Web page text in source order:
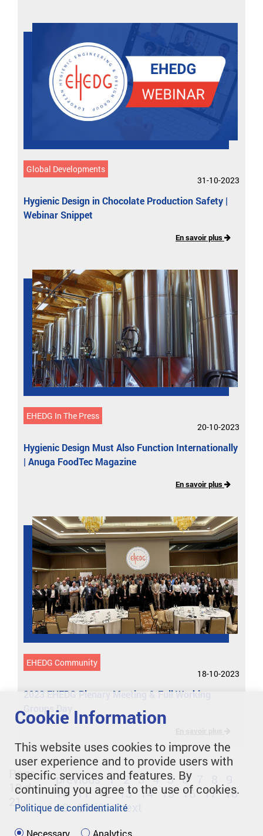
Global Developments
31-10-2023
Hygienic Design in Chocolate Production Safety |
Webinar Snippet
En savoir plus
EHEDG In The Press
20-10-2023
Hygienic Design Must Also Function Internationally
| Anuga FoodTec Magazine
En savoir plus
EHEDG Community
18-10-2023
2023 EHEDG Plenary Meeting & Full Working
Groups Day
Page
12 de
21
previous 1 2 3 4 5 6
10 11 12 13 14 15 16 17 18
19 20 21 next
Cookie Information
This website uses cookies to improve the
user experience and to provide users with
specific services and features. By
continuing you agree to the use of cookies.
Politique de confidentialité
Necessary Analytics